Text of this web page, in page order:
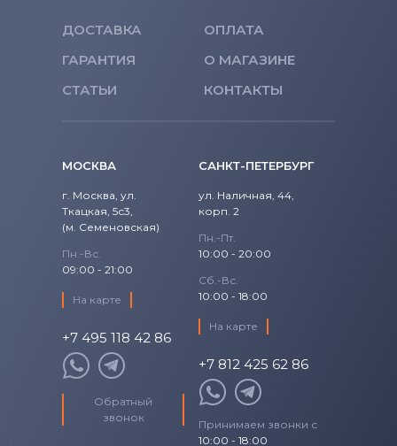
ДОСТАВКА
ОПЛАТА
ГАРАНТИЯ
О МАГАЗИНЕ
СТАТЬИ
КОНТАКТЫ
МОСКВА
г. Москва, ул.
Ткацкая, 5с3,
(м. Семеновская)
Пн.-Вс.
09:00 - 21:00
На карте
+7 495 118 42 86
Обратный
звонок
САНКТ-ПЕТЕРБУРГ
ул. Наличная, 44,
корп. 2
Пн.-Пт.
10:00 - 20:00
Сб.-Вс.
10:00 - 18:00
На карте
+7 812 425 62 86
Принимаем звонки с
10:00 - 18:00